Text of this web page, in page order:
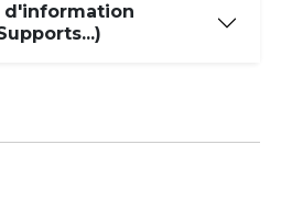
d'information